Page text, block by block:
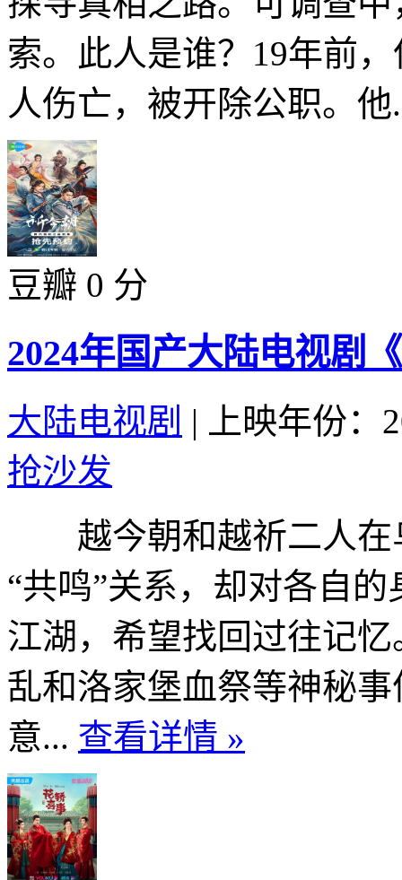
索。此人是谁？19年前
人伤亡，被开除公职。
豆瓣 0 分
2024年国产大陆电视剧
大陆电视剧 |
上映年份：
抢沙发
越今朝和越祈二人在
“共鸣”关系，却对各自
江湖，希望找回过往记
乱和洛家堡血祭等神秘
意... 查看详情 »